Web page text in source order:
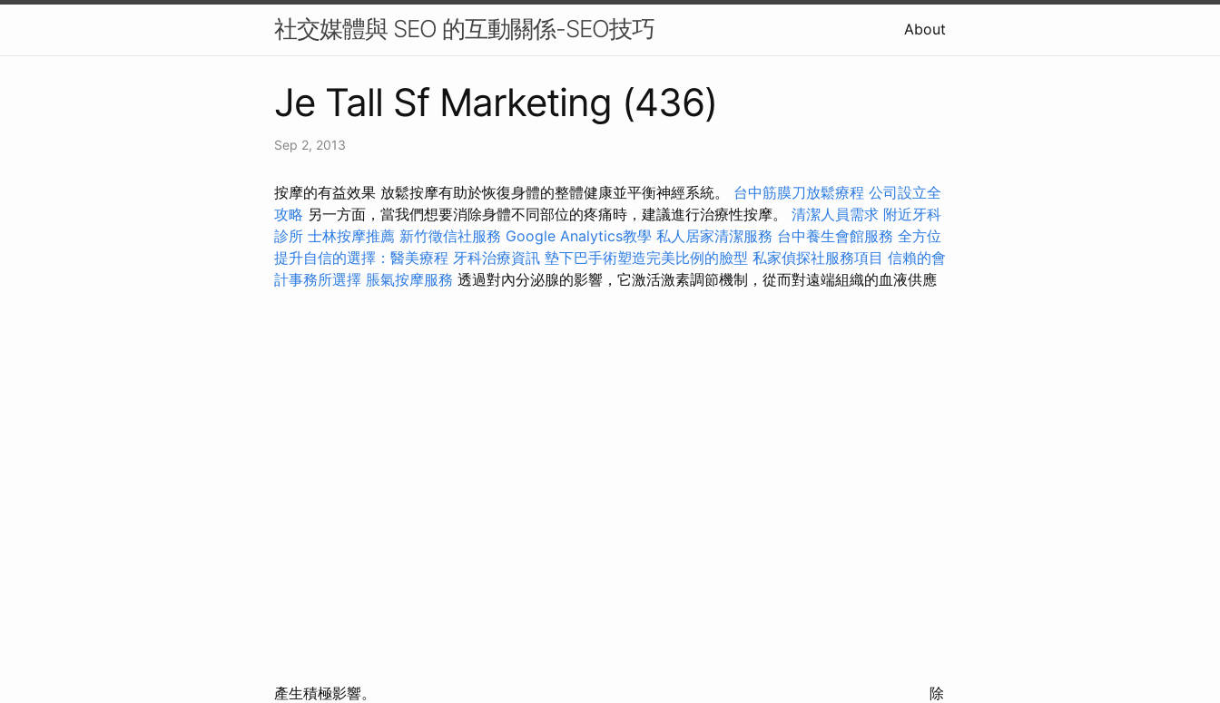
社交媒體與 SEO 的互動關係-SEO技巧 About
Je Tall Sf Marketing (436)
Sep 2, 2013
按摩的有益效果 放鬆按摩有助於恢復身體的整體健康並平衡神經系統。 台中筋膜刀放鬆療程 公司設立全
攻略 另一方面，當我們想要消除身體不同部位的疼痛時，建議進行治療性按摩。 清潔人員需求 附近牙科
診所 士林按摩推薦 新竹徵信社服務 Google Analytics教學 私人居家清潔服務 台中養生會館服務 全方位
提升自信的選擇：醫美療程 牙科治療資訊 墊下巴手術塑造完美比例的臉型 私家偵探社服務項目 信賴的會
計事務所選擇 脹氣按摩服務 透過對內分泌腺的影響，它激活激素調節機制，從而對遠端組織的血液供應
產生積極影響。
除